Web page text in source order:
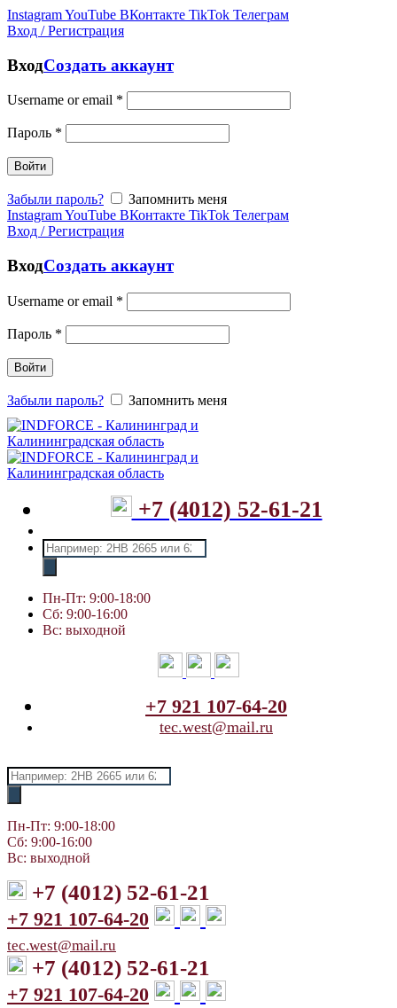
InstagramYouTube ВКонтакте TikTok Телеграм
Вход / Регистрация
ВходСоздать аккаунт
Username or email *
Пароль *
Войти
Забыли пароль?
Запомнить меня
InstagramYouTube ВКонтакте TikTok Телеграм
Вход / Регистрация
ВходСоздать аккаунт
Username or email *
Пароль *
Войти
Забыли пароль? Запомнить меня
+7 (4012) 52-61-21
Поиск
товаров
Пн-Пт: 9:00-18:00
Сб: 9:00-16:00
Вс: выходной
+7 921 107-64-20
tec.west@mail.ru
Поиск
товаров
Пн-Пт: 9:00-18:00
Сб: 9:00-16:00
Вс: выходной
+7 (4012) 52-61-21
+7 921 107-64-20
tec.west@mail.ru
+7 (4012) 52-61-21
+7 921 107-64-20